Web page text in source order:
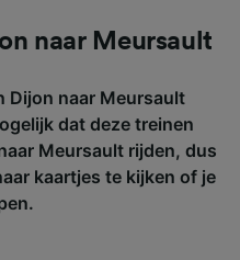
naar Meursault
Dijon naar Meursault
dat deze treinen
Meursault rijden, dus
kaartjes te kijken of je